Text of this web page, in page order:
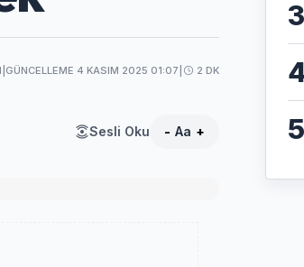
GÜNCELLEME 4 KASIM 2025 01:07 2 DK
Sesli Oku - Aa +
3
5